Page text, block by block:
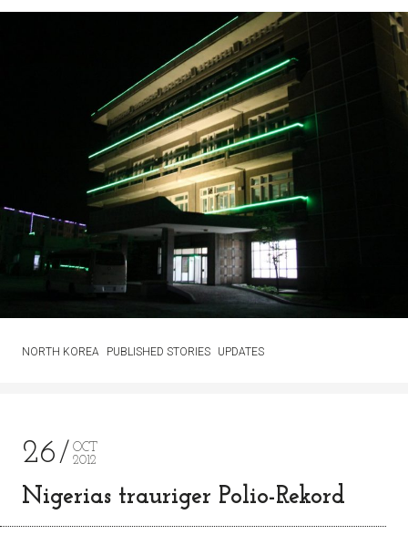
NORTH KOREA PUBLISHED STORIES UPDATES
26
OCT
2012
Nigerias trauriger Polio-Rekord